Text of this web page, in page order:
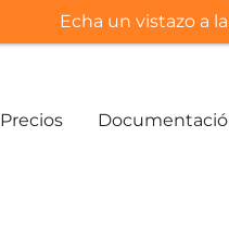
Precios
Echa un vistazo a